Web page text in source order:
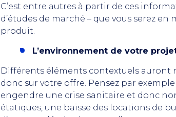
C’est entre autres à partir de ces
d’études de marché – que vous serez
produit.
L’environnement de votre
Différents éléments contextuels auront
donc sur votre offre. Pensez par
engendre une crise sanitaire et donc
étatiques, une baisse des locations de